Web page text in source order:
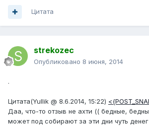
Цитата
strekozec
Опубликовано 8 июня, 2014
.
Цитата(Yullik @ 8.6.2014, 15:22)
Даа, что-то отзыв не ахти (( бедные,
может под собирают за эти дни чуть